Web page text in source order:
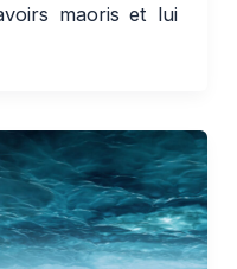
maoris et lui